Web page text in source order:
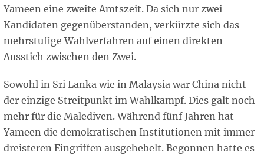
Yameen eine zweite Amtszeit. Da sich nur zwei
Kandidaten gegenüberstanden, verkürzte sich das
mehrstufige Wahlverfahren auf einen direkten
Ausstich zwischen den Zwei.
Sowohl in Sri Lanka wie in Malaysia war China nicht
der einzige Streitpunkt im Wahlkampf. Dies galt noch
mehr für die Malediven. Während fünf Jahren hat
Yameen die demokratischen Institutionen mit immer
dreisteren Eingriffen ausgehebelt. Begonnen hatte es